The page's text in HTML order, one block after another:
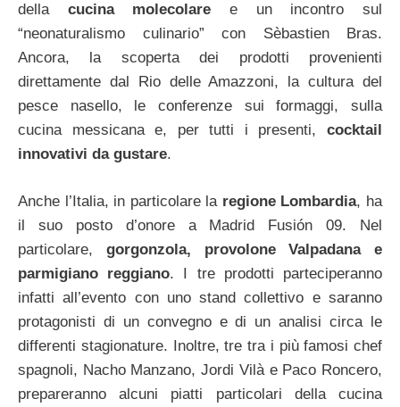
della cucina molecolare e un incontro sul
“neonaturalismo culinario” con Sèbastien Bras.
Ancora, la scoperta dei prodotti provenienti
direttamente dal Rio delle Amazzoni, la cultura del
pesce nasello, le conferenze sui formaggi, sulla
cucina messicana e, per tutti i presenti, cocktail
innovativi da gustare.
Anche l’Italia, in particolare la regione Lombardia, ha
il suo posto d’onore a Madrid Fusión 09. Nel
particolare, gorgonzola, provolone Valpadana e
parmigiano reggiano. I tre prodotti parteciperanno
infatti all’evento con uno stand collettivo e saranno
protagonisti di un convegno e di un analisi circa le
differenti stagionature. Inoltre, tre tra i più famosi chef
spagnoli, Nacho Manzano, Jordi Vilà e Paco Roncero,
prepareranno alcuni piatti particolari della cucina